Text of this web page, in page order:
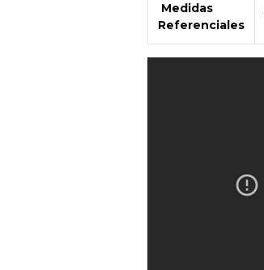
Medidas
Referenciales